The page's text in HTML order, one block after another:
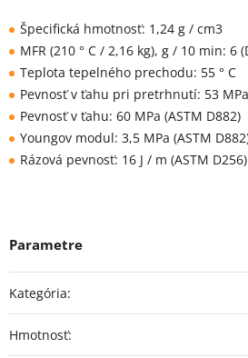
Špecifická hmotnosť: 1,24 g / cm3
MFR (210 ° C / 2,16 kg), g / 10 min: 6
Teplota tepelného prechodu: 55 ° C
Pevnosť v ťahu pri pretrhnutí: 53 MPa
Pevnosť v ťahu: 60 MPa (ASTM D882)
Youngov modul: 3,5 MPa (ASTM
Rázová pevnosť: 16 J / m (ASTM D256)
Kategória:
Hmotnosť: